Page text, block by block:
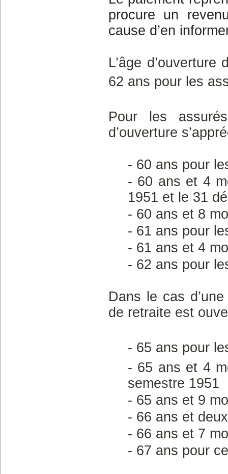
procure un
cause d’en
L’âge
62 ans pour les
Pour les
d’ouverture
- 60 ans pour
- 60 ans et 4
1951 et le 31
- 60 ans et 8
- 61 ans pour
- 61 ans et 4
- 62 ans pour
Dans le cas
de retraite est
- 65 ans pour
- 65 ans et 4
semestre 1951
- 65 ans et 9
- 66 ans et
- 66 ans et 7
- 67 ans pour